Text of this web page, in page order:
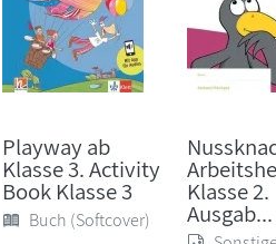
Playway ab
Klasse 3. Activity
Book Klasse 3
Buch (Softcover)
Klasse 2.
Ausgab...